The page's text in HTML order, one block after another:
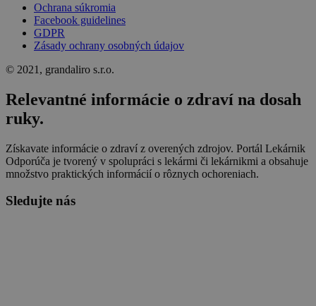
Ochrana súkromia
Facebook guidelines
GDPR
Zásady ochrany osobných údajov
© 2021, grandaliro s.r.o.
Relevantné informácie o zdraví na dosah
ruky.
Získavate informácie o zdraví z overených zdrojov. Portál Lekárnik
Odporúča je tvorený v spolupráci s lekármi či lekárnikmi a obsahuje
množstvo praktických informácií o rôznych ochoreniach.
Sledujte nás